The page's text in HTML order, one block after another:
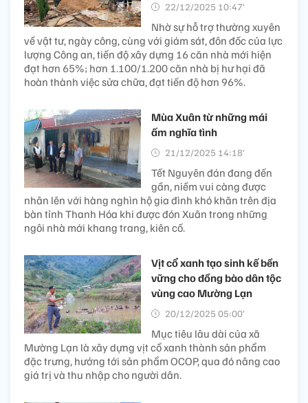
22/12/2025 10:47’
Nhờ sự hỗ trợ thường xuyên
về vật tư, ngày công, cùng với giám sát, đôn đốc của lực
lượng Công an, tiến độ xây dựng 16 căn nhà mới hiện
đạt hơn 65%; hơn 1.100/1.200 căn nhà bị hư hại đã
hoàn thành việc sửa chữa, đạt tiến độ hơn 96%.
Mùa Xuân từ những mái
ấm nghĩa tình
21/12/2025 14:18’
Tết Nguyên đán đang đến
gần, niềm vui càng được
nhân lên với hàng nghìn hộ gia đình khó khăn trên địa
bàn tỉnh Thanh Hóa khi được đón Xuân trong những
ngôi nhà mới khang trang, kiên cố.
Vịt cổ xanh tạo sinh kế bền
vững cho đồng bào dân tộc
vùng cao Mường Lạn
20/12/2025 05:00’
Mục tiêu lâu dài của xã
Mường Lạn là xây dựng vịt cổ xanh thành sản phẩm
đặc trưng, hướng tới sản phẩm OCOP, qua đó nâng cao
giá trị và thu nhập cho người dân.